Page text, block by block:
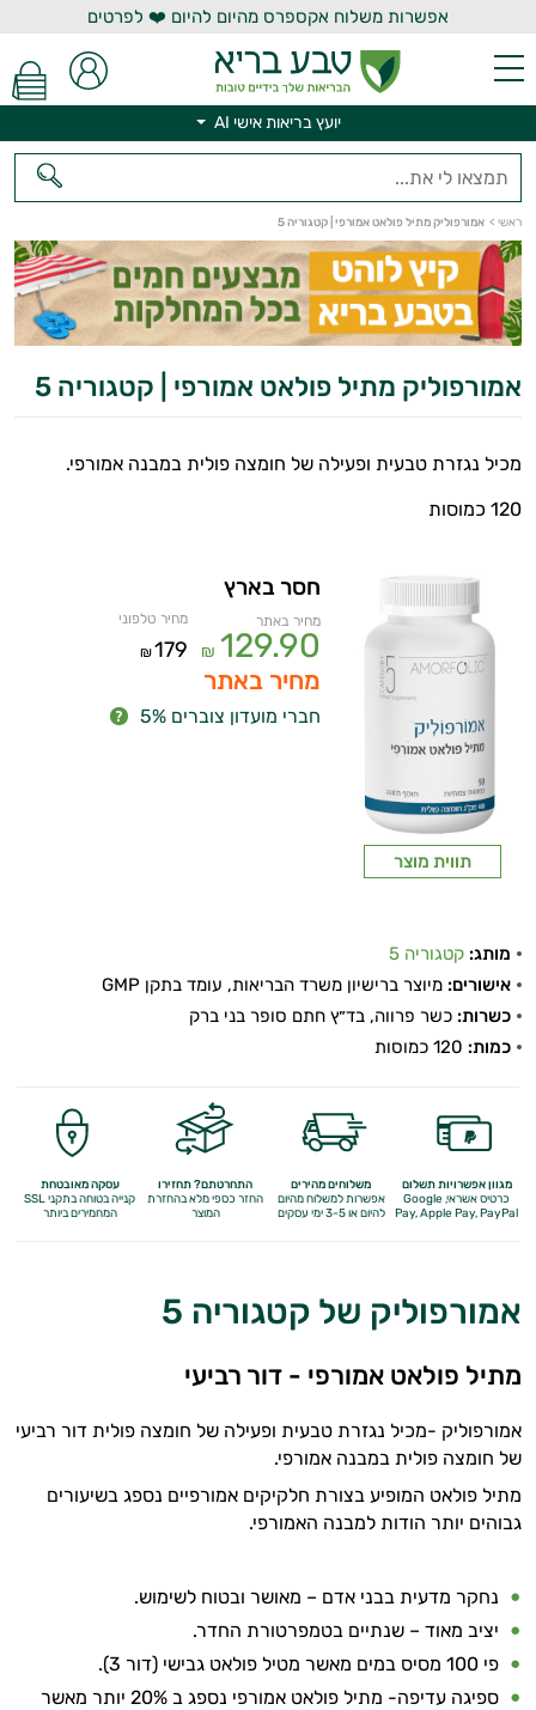
אפשרות משלוח אקספרס מהיום להיום ❤️ לפרטים
יועץ בריאות אישי AI
ראשי > אמורפוליק מתיל פולאט אמורפי | קטגוריה 5
אמורפוליק מתיל פולאט אמורפי | קטגוריה 5
מכיל נגזרת טבעית ופעילה של חומצה פולית במבנה אמורפי.
120 כמוסות
תווית מוצר
חסר בארץ
מחיר באתר
129.90
₪
מחיר טלפוני
179
₪
מחיר באתר
חברי מועדון צוברים 5%
מותג: קטגוריה 5
אישורים: מיוצר ברישיון משרד הבריאות, עומד בתקן GMP
כשרות: כשר פרווה, בד״ץ חתם סופר בני ברק
כמות:
מגוון אפשרויות תשלום
כרטיס אשראי, Google
Pay,Apple Pay, PayPal
משלוחים מהירים
אפשרות למשלוח מהיום
להיום או 3-5 ימי עסקים
התחרטתם? תחזירו
החזר כספי מלאבהחזרת
המוצר
עסקה מאובטחת
קנייה בטוחה בתקני SSL
המחמירים ביותר
אמורפוליק של קטגוריה 5
מתיל פולאט אמורפי - דור רביעי
אמורפוליק -מכיל נגזרת טבעית ופעילה של חומצה פולית דור רביעי
של חומצה פולית במבנה אמורפי.
מתיל פולאט המופיע בצורת חלקיקים אמורפיים נספג בשיעורים
גבוהים יותר הודות למבנה האמורפי.
נחקר מדעית בבני אדם – מאושר ובטוח לשימוש.
יציב מאוד – שנתיים בטמפרטורת החדר.
פי 100 מסיס במים מאשר מטיל פולאט גבישי (דור 3).
ספיגה עדיפה- מתיל פולאט אמורפי נספג ב 20% יותר מאשר